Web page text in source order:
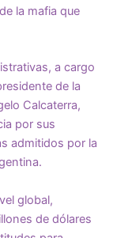
la mafia que
a cargo
de la
Calcaterra,
por sus
admitidos por la
global,
de dólares